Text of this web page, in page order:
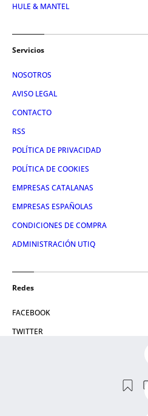
HULE & MANTEL
Servicios
NOSOTROS
AVISO LEGAL
CONTACTO
RSS
POLÍTICA DE PRIVACIDAD
POLÍTICA DE COOKIES
EMPRESAS CATALANAS
EMPRESAS ESPAÑOLAS
CONDICIONES DE COMPRA
ADMINISTRACIÓN UTIQ
Redes
FACEBOOK
TWITTER